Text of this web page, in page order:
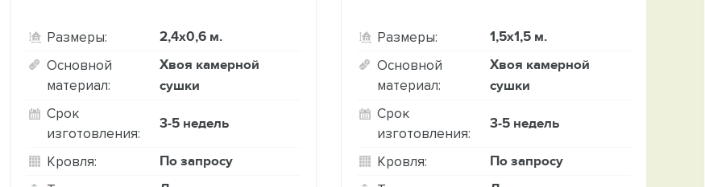
Размеры: 2,4х0,6 м.
Основной
материал:
Хвоя камерной
сушки
Срок
изготовления:
3-5 недель
Кровля: По запросу
Размеры: 1,5х1,5 м.
Основной
материал:
Хвоя камерной
сушки
Срок
изготовления:
3-5 недель
Кровля: По запросу